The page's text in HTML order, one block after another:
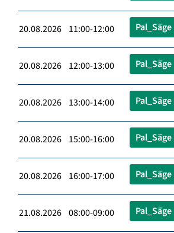
20.08.2026 11:00-12:00 Pal_Säge
20.08.2026 12:00-13:00 Pal_Säge
20.08.2026 13:00-14:00 Pal_Säge
20.08.2026 15:00-16:00 Pal_Säge
20.08.2026 16:00-17:00 Pal_Säge
21.08.2026 08:00-09:00 Pal_Säge